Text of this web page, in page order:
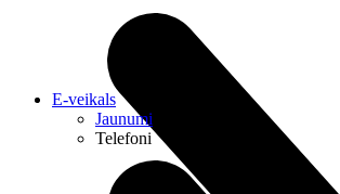
E-veikals
Jaunumi
Telefoni